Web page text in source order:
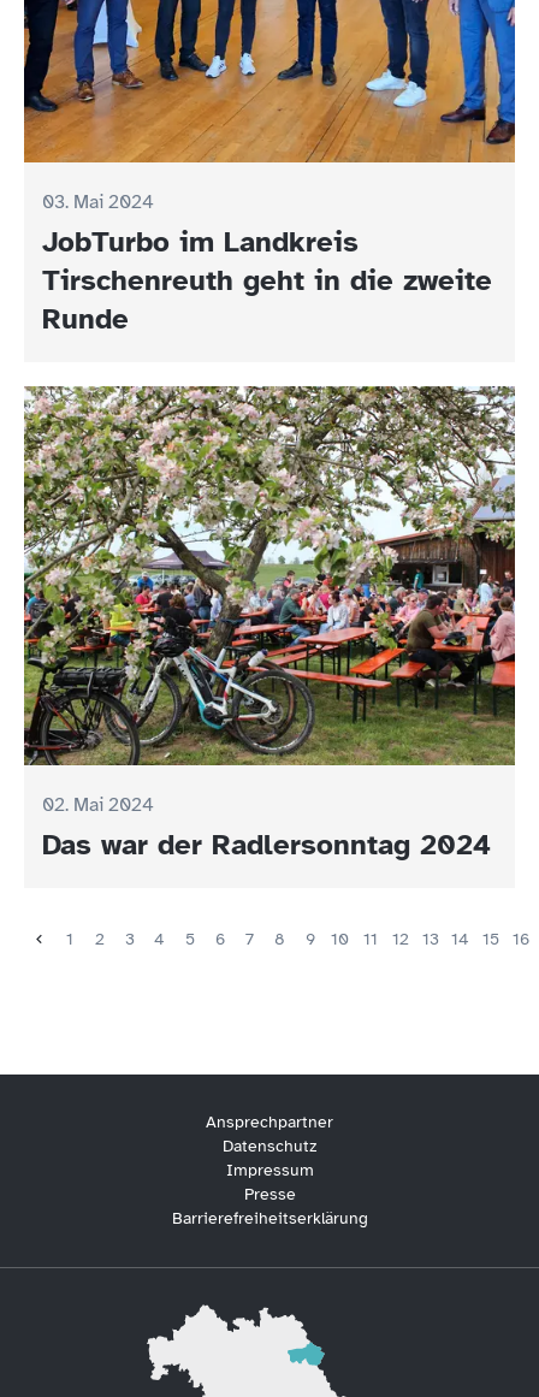
03. Mai 2024
JobTurbo im Landkreis
Tirschenreuth geht in die zweite
Runde
02. Mai 2024
Das war der Radlersonntag 2024
1 2 3 4 5 6 7 8 9 10 11 12 13 14 15 16
Ansprechpartner
Datenschutz
Impressum
Presse
Barrierefreiheitserklärung